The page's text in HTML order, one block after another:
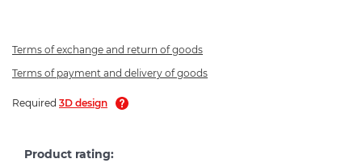
Terms of exchange and return of goods
Terms of payment and delivery of goods
Required 3D design
Product rating: